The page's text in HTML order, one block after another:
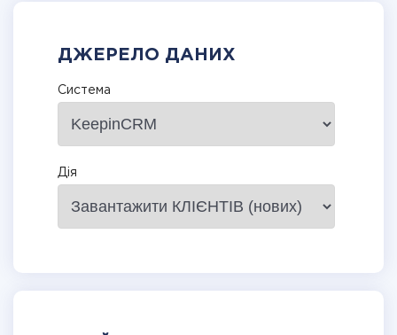
ДЖЕРЕЛО ДАНИХ
Система
Дія